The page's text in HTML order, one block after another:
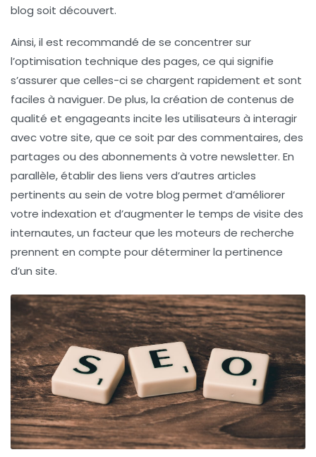
blog soit découvert.
Ainsi, il est recommandé de se concentrer sur
l’optimisation technique des pages, ce qui signifie
s’assurer que celles-ci se chargent rapidement et sont
faciles à naviguer. De plus, la création de contenus de
qualité et engageants incite les utilisateurs à interagir
avec votre site, que ce soit par des commentaires, des
partages ou des abonnements à votre newsletter. En
parallèle, établir des liens vers d’autres articles
pertinents au sein de votre blog permet d’améliorer
votre indexation et d’augmenter le temps de visite des
internautes, un facteur que les moteurs de recherche
prennent en compte pour déterminer la pertinence
d’un site.